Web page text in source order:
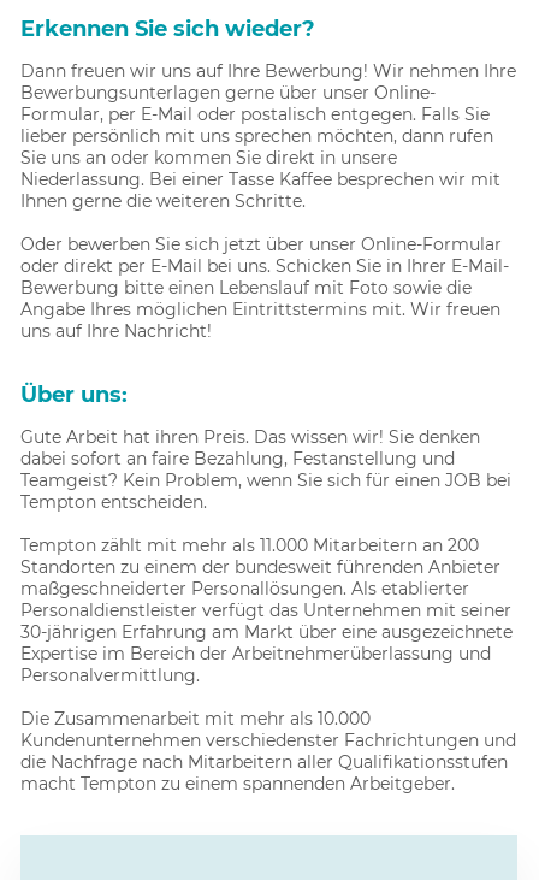
Erkennen Sie sich wieder?
Dann freuen wir uns auf Ihre Bewerbung! Wir nehmen Ihre
Bewerbungsunterlagen gerne über unser Online-
Formular, per E-Mail oder postalisch entgegen. Falls Sie
lieber persönlich mit uns sprechen möchten, dann rufen
Sie uns an oder kommen Sie direkt in unsere
Niederlassung. Bei einer Tasse Kaffee besprechen wir mit
Ihnen gerne die weiteren Schritte.
Oder bewerben Sie sich jetzt über unser Online-Formular
oder direkt per E-Mail bei uns. Schicken Sie in Ihrer E-Mail-
Bewerbung bitte einen Lebenslauf mit Foto sowie die
Angabe Ihres möglichen Eintrittstermins mit. Wir freuen
uns auf Ihre Nachricht!
Über uns:
Gute Arbeit hat ihren Preis. Das wissen wir! Sie denken
dabei sofort an faire Bezahlung, Festanstellung und
Teamgeist? Kein Problem, wenn Sie sich für einen JOB bei
Tempton entscheiden.
Tempton zählt mit mehr als 11.000 Mitarbeitern an 200
Standorten zu einem der bundesweit führenden Anbieter
maßgeschneiderter Personallösungen. Als etablierter
Personaldienstleister verfügt das Unternehmen mit seiner
30-jährigen Erfahrung am Markt über eine ausgezeichnete
Expertise im Bereich der Arbeitnehmerüberlassung und
Personalvermittlung.
Die Zusammenarbeit mit mehr als 10.000
Kundenunternehmen verschiedenster Fachrichtungen und
die Nachfrage nach Mitarbeitern aller Qualifikationsstufen
macht Tempton zu einem spannenden Arbeitgeber.